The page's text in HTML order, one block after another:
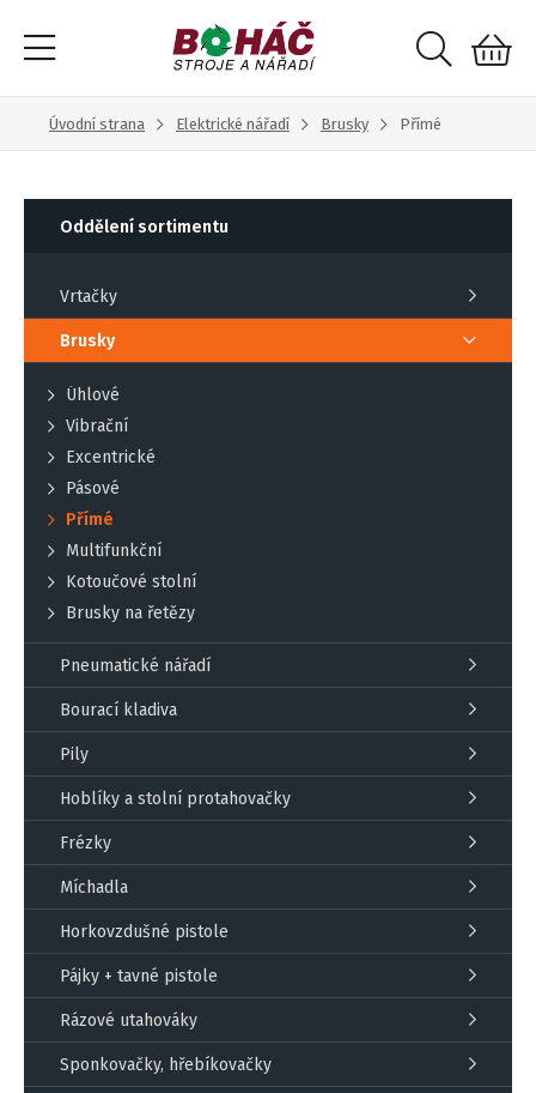
Úvodní strana Elektrické nářadí Brusky Přímé
Oddělení sortimentu
Vrtačky
Brusky
Úhlové
Vibrační
Excentrické
Pásové
Přímé
Multifunkční
Kotoučové stolní
Brusky na řetězy
Pneumatické nářadí
Bourací kladiva
Pily
Hoblíky a stolní protahovačky
Frézky
Míchadla
Horkovzdušné pistole
Pájky + tavné pistole
Rázové utahováky
Sponkovačky, hřebíkovačky